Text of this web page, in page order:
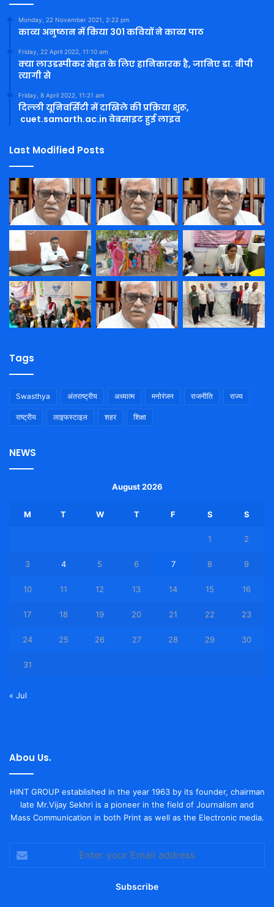
Monday, 22 November 2021, 2:22 pm
काव्य अनुष्ठान में किया 301 कवियों ने काव्य पाठ
Friday, 22 April 2022, 11:10 am
क्या लाउडस्पीकर सेहत के लिए हानिकारक है, जानिए डा. बीपी
त्यागी से
Friday, 8 April 2022, 11:21 am
दिल्ली यूनिवर्सिटी में दाखिले की प्रक्रिया शुरू,
cuet.samarth.ac.in वेबसाइट हुई लाइव
Last Modified Posts
Tags
Swasthya अंतराष्ट्रीय अध्यात्म मनोरंजन राजनीति राज्य
राष्ट्रीय लाइफस्टाइल शहर शिक्षा
NEWS
August 2026
M T W T F S S
1 2
3 4 5 6 7 8 9
10 11 12 13 14 15 16
17 18 19 20 21 22 23
24 25 26 27 28 29 30
31
« Jul
Abou Us.
HINT GROUP established in the year 1963 by its founder, chairman
late Mr.Vijay Sekhri is a pioneer in the field of Journalism and
Mass Communication in both Print as well as the Electronic media.
your